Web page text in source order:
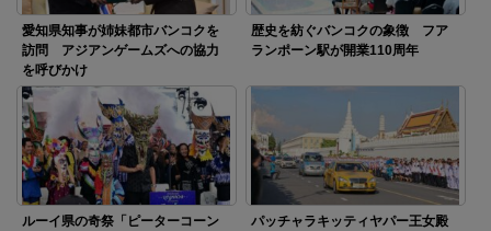
愛知県知事が姉妹都市バンコクを
訪問 アジアンゲームズへの協力
を呼びかけ
歴史を紡ぐバンコクの象徴 フア
ランポーン駅が開業110周年
ルーイ県の奇祭「ピーターコーン
パッチャラキッティヤパー王女殿